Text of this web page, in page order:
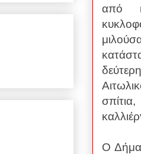
από
Ο